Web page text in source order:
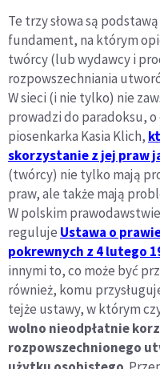
Te trzy słowa są
fundament, na którym
twórcy (lub wydawcy i
rozpowszechniania
W sieci (i nie tylko) nie
prowadzi do paradoksu,
piosenkarka Kasia Klich,
skorzystanie z jej praw
(twórcy) nie tylko mają
praw, ale także mają
W polskim
reguluje Ustawa o
pokrewnych z 4 lutego
innymi to, co może być
również, komu
tejże ustawy, w którym
wolno nieodpłatnie
rozpowszechnionego